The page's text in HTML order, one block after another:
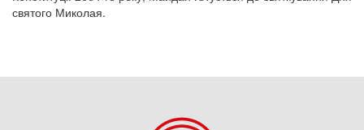
святого Миколая.